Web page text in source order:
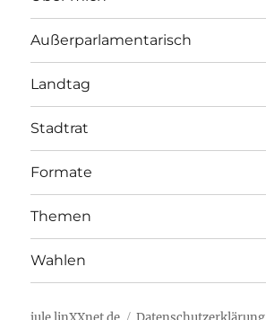
Außerparlamentarisch
Landtag
Stadtrat
Formate
Themen
Wahlen